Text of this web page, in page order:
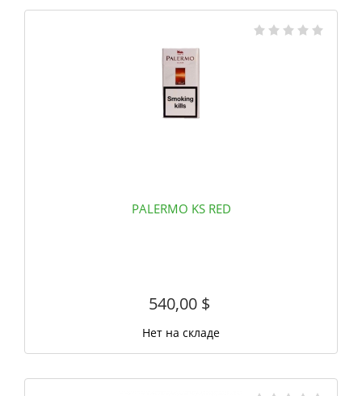
PALERMO KS RED
540,00$
Нет на складе